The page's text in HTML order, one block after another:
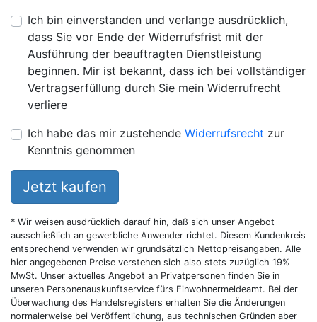
Ich bin einverstanden und verlange ausdrücklich,
dass Sie vor Ende der Widerrufsfrist mit der
Ausführung der beauftragten Dienstleistung
beginnen. Mir ist bekannt, dass ich bei vollständiger
Vertragserfüllung durch Sie mein Widerrufrecht
verliere
Ich habe das mir zustehende Widerrufsrecht zur
Kenntnis genommen
Jetzt kaufen
* Wir weisen ausdrücklich darauf hin, daß sich unser Angebot
ausschließlich an gewerbliche Anwender richtet. Diesem Kundenkreis
entsprechend verwenden wir grundsätzlich Nettopreisangaben. Alle
hier angegebenen Preise verstehen sich also stets zuzüglich 19%
MwSt. Unser aktuelles Angebot an Privatpersonen finden Sie in
unseren Personenauskunftservice fürs Einwohnermeldeamt. Bei der
Überwachung des Handelsregisters erhalten Sie die Änderungen
normalerweise bei Veröffentlichung, aus technischen Gründen aber